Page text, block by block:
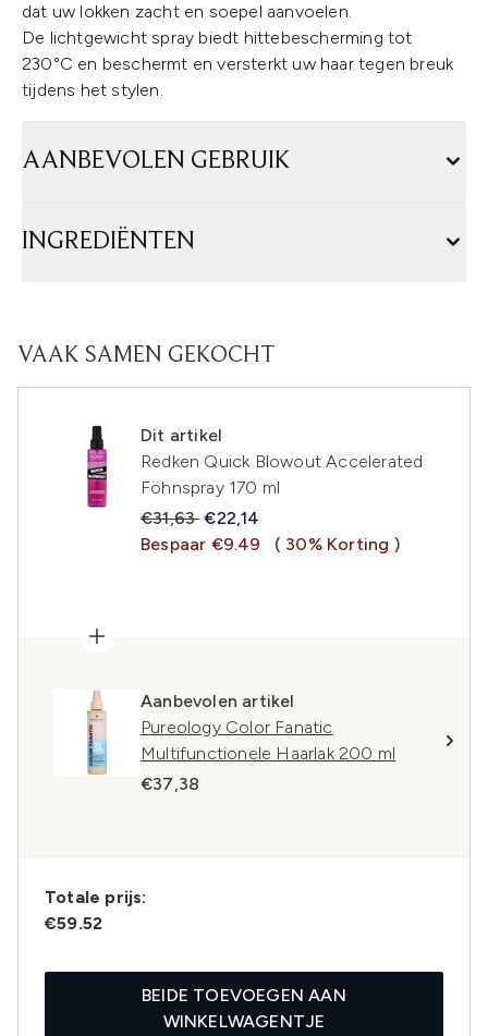
dat uw lokken zacht en soepel aanvoelen.
De lichtgewicht spray biedt hittebescherming tot
230°C en beschermt en versterkt uw haar tegen breuk
tijdens het stylen.
AANBEVOLEN GEBRUIK
INGREDIËNTEN
VAAK SAMEN GEKOCHT
Dit artikel
Redken Quick Blowout Accelerated
Föhnspray 170 ml
Recommended Retail Price:
€31,63Huidige prijs:
€22,14
Bespaar €9.49
( 30% Korting )
Aanbevolen artikel
Pureology Color Fanatic
Multifunctionele Haarlak 200 ml
€37,38
Totale prijs:
€59.52
BEIDE TOEVOEGEN AAN
WINKELWAGENTJE